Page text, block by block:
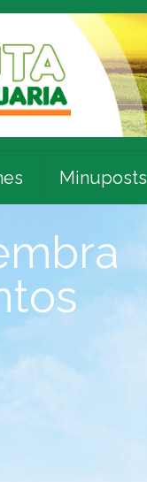
Minuposts